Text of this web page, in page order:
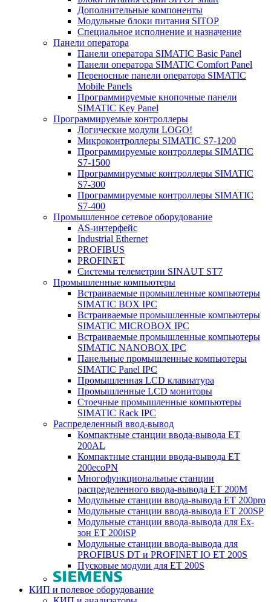
Дополнительные компоненты
Модульные блоки питания SITOP
Специальное исполнение и назначение
Панели оператора
Панели оператора SIMATIC Basic Panel
Панели оператора SIMATIC Comfort Panel
Переносные панели оператора SIMATIC
Mobile Panels
Программируемые кнопочные панели
SIMATIC Key Panel
Программируемые контроллеры
Логические модули LOGO!
Микроконтроллеры SIMATIC S7-1200
Программируемые контроллеры SIMATIC
S7-1500
Программируемые контроллеры SIMATIC
S7-300
Программируемые контроллеры SIMATIC
S7-400
Промышленное сетевое оборудование
AS-интерфейс
Industrial Ethernet
PROFIBUS
PROFINET
Системы телеметрии SINAUT ST7
Промышленные компьютеры
Встраиваемые промышленные компьютеры
SIMATIC BOX IPC
Встраиваемые промышленные компьютеры
SIMATIC MICROBOX IPC
Встраиваемые промышленные компьютеры
SIMATIC NANOBOX IPC
Панельные промышленные компьютеры
SIMATIC Panel IPC
Промышленная LCD клавиатура
Промышленные LCD мониторы
Стоечные промышленные компьютеры
SIMATIC Rack IPC
Распределенный ввод-вывод
Компактные станции ввода-вывода ET
200AL
Компактные станции ввода-вывода ET
200ecoPN
Многофункциональные станции
распределенного ввода-вывода ET 200M
Модульные станции ввода-вывода ET 200pro
Модульные станции ввода-вывода ET 200SP
Модульные станции ввода-вывода для Ex-
зон ET 200iSP
Модульные станции ввода-вывода для
PROFIBUS DT и PROFINET IO ET 200S
Пусковые модули для ET 200S
КИП и полевое оборудование